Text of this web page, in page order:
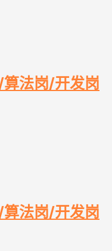
算法岗/开发岗
算法岗/开发岗